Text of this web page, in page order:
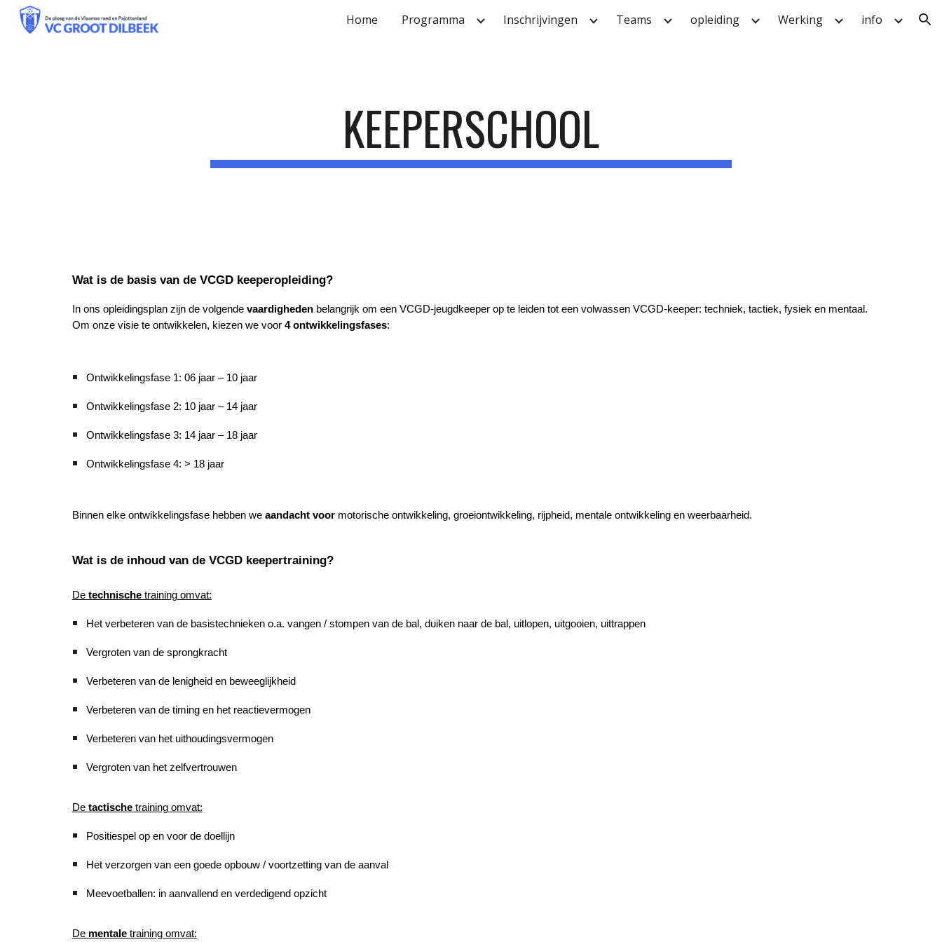
Skip to main content Skip to navigation
Home Programma Inschrijvingen Teams opleiding Werking info
KEEPERSCHOOL
Wat is de basis van de VCGD keeperopleiding?
In ons opleidingsplan zijn de volgende vaardighedenbelangrijk om een VCGD-jeugdkeeper op te leiden tot een volwassen VCGD-keeper: techniek, tactiek, fysiek en mentaal.
Om onze visie te ontwikkelen, kiezen we voor 4 ontwikkelingsfases:
Ontwikkelingsfase 1: 06 jaar – 10 jaar
Ontwikkelingsfase 2: 10 jaar – 14 jaar
Ontwikkelingsfase 3: 14 jaar – 18 jaar
Ontwikkelingsfase 4: > 18 jaar
Binnen elke ontwikkelingsfase hebben we aandacht voormotorische ontwikkeling, groeiontwikkeling, rijpheid, mentale ontwikkeling en weerbaarheid.
Wat is de inhoud van de VCGD keepertraining?
De technischetraining omvat:
Het verbeteren van de basistechnieken o.a. vangen / stompen van de bal, duiken naar de bal, uitlopen, uitgooien, uittrappen
Vergroten van de sprongkracht
Verbeteren van de lenigheid en beweeglijkheid
Verbeteren van de timing en het reactievermogen
Verbeteren van het uithoudingsvermogen
Vergroten van het zelfvertrouwen
De tactischetraining omvat:
Positiespel op en voor de doellijn
Het verzorgen van een goede opbouw / voortzetting van de aanval
Meevoetballen: in aanvallend en verdedigend opzicht
De mentaletraining omvat: